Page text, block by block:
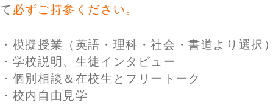
て 必ずご持参ください。
・模擬授業（英語・理科・社会・書道より選択）
・学校説明、生徒インタビュー
・個別相談＆在校生とフリートーク
・校内自由見学